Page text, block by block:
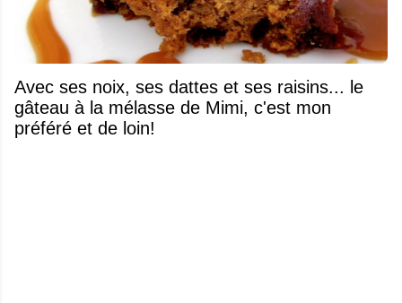
Avec ses noix, ses dattes et ses raisins... le
gâteau à la mélasse de Mimi, c'est mon
préféré et de loin!